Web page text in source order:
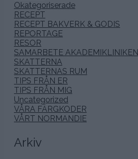
Okategoriserade
RECEPT
RECEPT BAKVERK & GODIS
REPORTAGE
RESOR
SAMARBETE AKADEMIKLINIKEN
SKATTERNA
SKATTERNAS RUM
TIPS FRÅN ER
TIPS FRÅN MIG
Uncategorized
VÅRA FÄRGKODER
VÅRT NORMANDIE
Arkiv